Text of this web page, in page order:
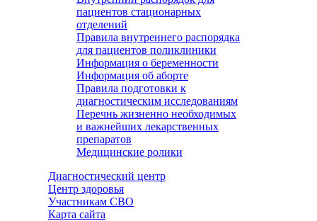
пациентов стационарных
отделений
Правила внутреннего распорядка
для пациентов поликлиники
Информация о беременности
Информация об аборте
Правила подготовки к
диагностическим исследованиям
Перечнь жизненно необходимых
и важнейших лекарственных
препаратов
Медицинские ролики
Диагностический центр
Центр здоровья
Участникам СВО
Карта сайта